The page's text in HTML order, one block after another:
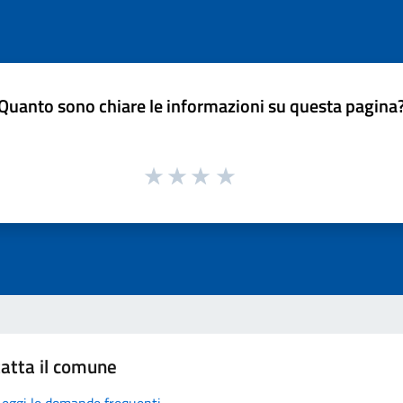
sono chiare le informazioni su questa
il comune